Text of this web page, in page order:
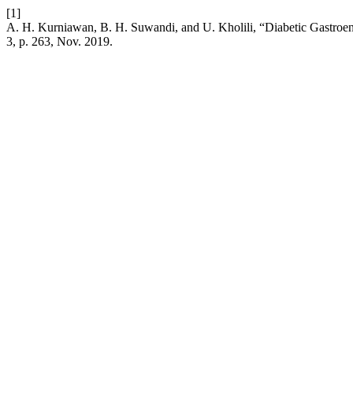
[1]
A. H. Kurniawan, B. H. Suwandi, and U. Kholili, “Diabetic
3, p. 263, Nov. 2019.